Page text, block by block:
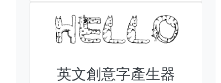
英文創意字產生器